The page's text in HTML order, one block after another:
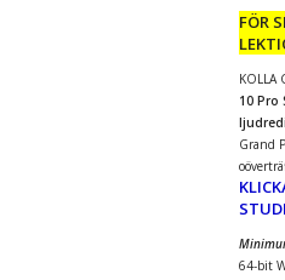
FÖR
KOLLA
10 Pro
Grand
64-bit